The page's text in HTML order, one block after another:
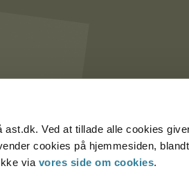
Ved at tillade alle cookies
cookies på hjemmesiden,
via vores side om cookies.